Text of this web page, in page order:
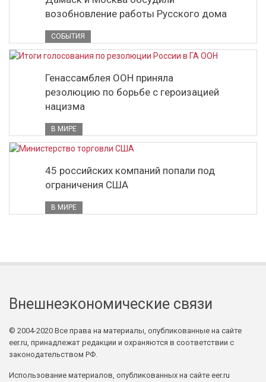
возобновление работы Русского дома
СОБЫТИЯ
Генассамблея ООН приняла
резолюцию по борьбе с героизацией
нацизма
В МИРЕ
45 российских компаний попали под
ограничения США
В МИРЕ
Внешнеэкономические связи
© 2004-2020 Все права на материалы, опубликованные на сайте
eer.ru, принадлежат редакции и охраняются в соответствии с
законодательством РФ.
Использование материалов, опубликованных на сайте eer.ru